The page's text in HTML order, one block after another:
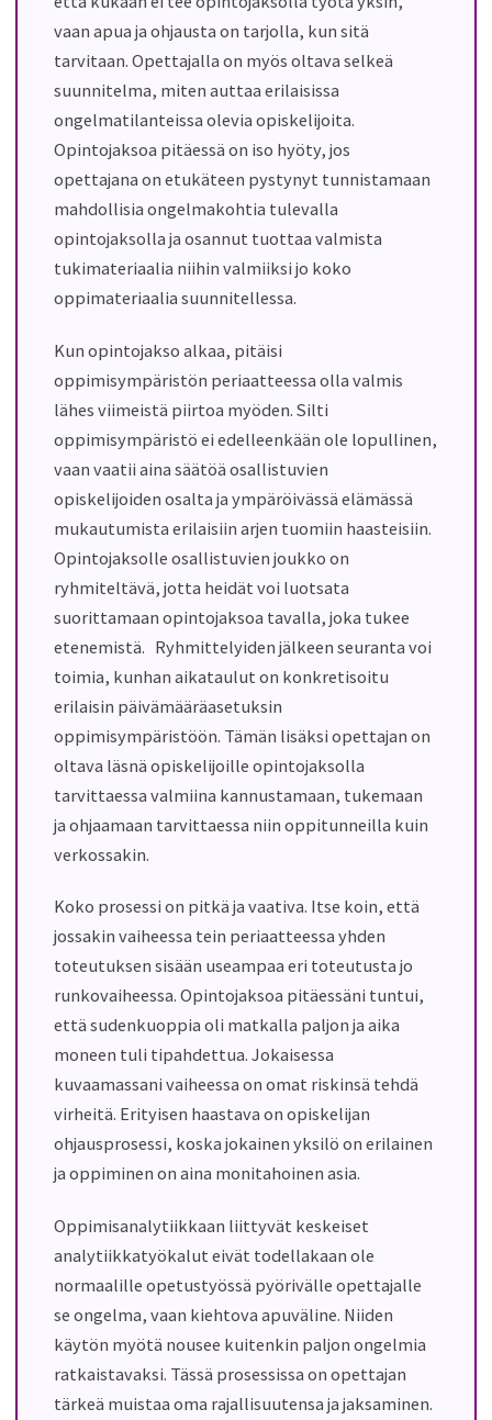
vaan apua ja ohjausta on tarjolla, kun sitä
tarvitaan. Opettajalla on myös oltava selkeä
suunnitelma, miten auttaa erilaisissa
ongelmatilanteissa olevia opiskelijoita.
Opintojaksoa pitäessä on iso hyöty, jos
opettajana on etukäteen pystynyt tunnistamaan
mahdollisia ongelmakohtia tulevalla
opintojaksolla ja osannut tuottaa valmista
tukimateriaalia niihin valmiiksi jo koko
oppimateriaalia suunnitellessa.
Kun opintojakso alkaa, pitäisi
oppimisympäristön periaatteessa olla valmis
lähes viimeistä piirtoa myöden. Silti
oppimisympäristö ei edelleenkään ole lopullinen,
vaan vaatii aina säätöä osallistuvien
opiskelijoiden osalta ja ympäröivässä elämässä
mukautumista erilaisiin arjen tuomiin haasteisiin.
Opintojaksolle osallistuvien joukko on
ryhmiteltävä, jotta heidät voi luotsata
suorittamaan opintojaksoa tavalla, joka tukee
etenemistä. Ryhmittelyiden jälkeen seuranta voi
toimia, kunhan aikataulut on konkretisoitu
erilaisin päivämääräasetuksin
oppimisympäristöön. Tämän lisäksi opettajan on
oltava läsnä opiskelijoille opintojaksolla
tarvittaessa valmiina kannustamaan, tukemaan
ja ohjaamaan tarvittaessa niin oppitunneilla kuin
verkossakin.
Koko prosessi on pitkä ja vaativa. Itse koin, että
jossakin vaiheessa tein periaatteessa yhden
toteutuksen sisään useampaa eri toteutusta jo
runkovaiheessa. Opintojaksoa pitäessäni tuntui,
että sudenkuoppia oli matkalla paljon ja aika
moneen tuli tipahdettua. Jokaisessa
kuvaamassani vaiheessa on omat riskinsä tehdä
virheitä. Erityisen haastava on opiskelijan
ohjausprosessi, koska jokainen yksilö on erilainen
ja oppiminen on aina monitahoinen asia.
Oppimisanalytiikkaan liittyvät keskeiset
analytiikkatyökalut eivät todellakaan ole
normaalille opetustyössä pyörivälle opettajalle
se ongelma, vaan kiehtova apuväline. Niiden
käytön myötä nousee kuitenkin paljon ongelmia
ratkaistavaksi. Tässä prosessissa on opettajan
tärkeä muistaa oma rajallisuutensa ja jaksaminen.